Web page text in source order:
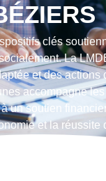
clés
La
et des actions
accompagne
un soutien
et la réussite